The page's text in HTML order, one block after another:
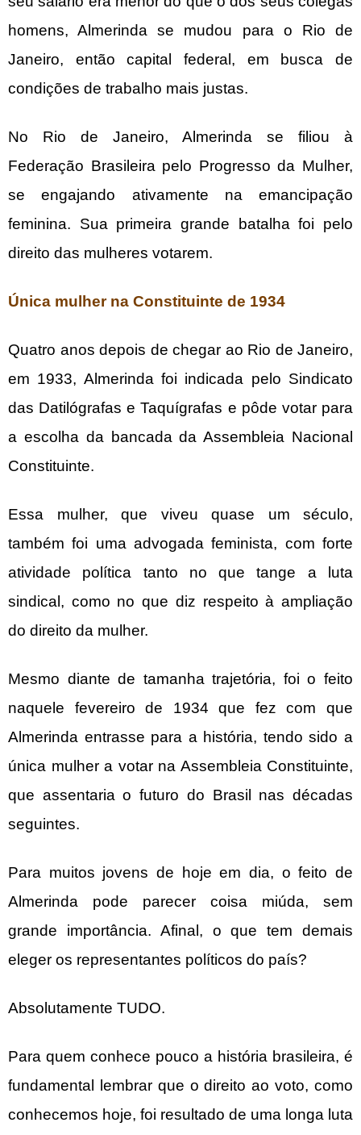
homens, Almerinda se mudou para o Rio de
Janeiro, então capital federal, em busca de
condições de trabalho mais justas.
No Rio de Janeiro, Almerinda se filiou à
Federação Brasileira pelo Progresso da Mulher,
se engajando ativamente na emancipação
feminina. Sua primeira grande batalha foi pelo
direito das mulheres votarem.
Única mulher na Constituinte de 1934
Quatro anos depois de chegar ao Rio de Janeiro,
em 1933, Almerinda foi indicada pelo Sindicato
das Datilógrafas e Taquígrafas e pôde votar para
a escolha da bancada da Assembleia Nacional
Constituinte.
Essa mulher, que viveu quase um século,
também foi uma advogada feminista, com forte
atividade política tanto no que tange a luta
sindical, como no que diz respeito à ampliação
do direito da mulher.
Mesmo diante de tamanha trajetória, foi o feito
naquele fevereiro de 1934 que fez com que
Almerinda entrasse para a história, tendo sido a
única mulher a votar na Assembleia Constituinte,
que assentaria o futuro do Brasil nas décadas
seguintes.
Para muitos jovens de hoje em dia, o feito de
Almerinda pode parecer coisa miúda, sem
grande importância. Afinal, o que tem demais
eleger os representantes políticos do país?
Absolutamente TUDO.
Para quem conhece pouco a história brasileira, é
fundamental lembrar que o direito ao voto, como
conhecemos hoje, foi resultado de uma longa luta